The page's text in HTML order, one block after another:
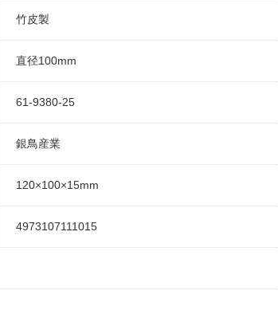
竹皮製
直径100mm
61-9380-25
銀鳥産業
120×100×15mm
4973107111015